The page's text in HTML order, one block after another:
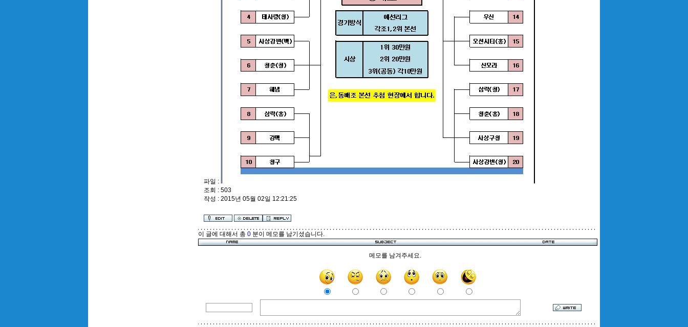
파일 :
조회 : 503
작성 : 2015년 05월 02일 12:21:25
이 글에 대해서 총 0 분이 메모를 남기셨습니다.
메모를 남겨주세요.